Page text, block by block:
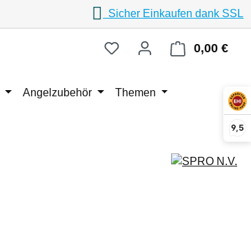
9,5
Sicher Einkaufen dank SSL
0,00 €
Angelzubehör Themen